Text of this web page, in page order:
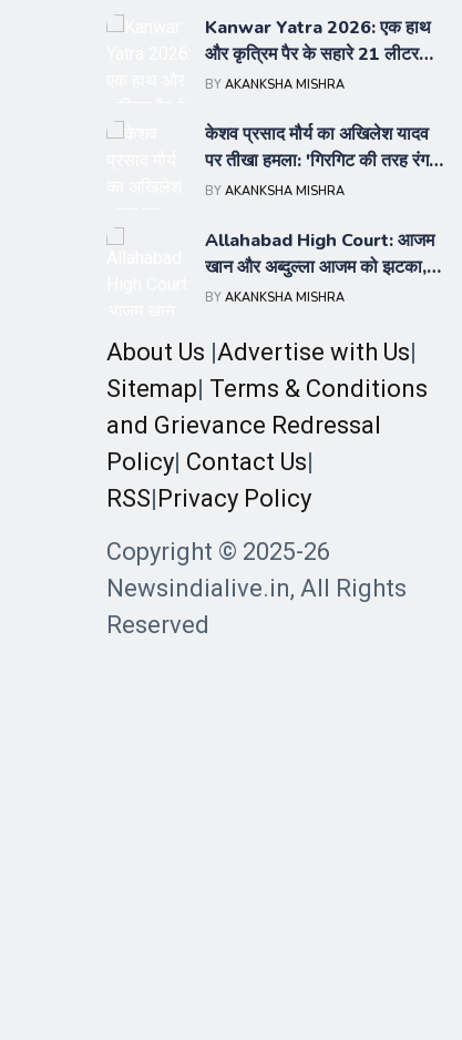
Kanwar Yatra 2026: एक हाथ
और कृत्रिम पैर के सहारे 21 लीटर
गंगाजल लेकर निकले हापुड़ के गौरव
BY AKANKSHA MISHRA
केशव प्रसाद मौर्य का अखिलेश यादव
पर तीखा हमला: 'गिरगिट की तरह रंग
बदलता है सपा का PDA फॉर्मूला
BY AKANKSHA MISHRA
Allahabad High Court: आजम
खान और अब्दुल्ला आजम को झटका,
जज ने ड्यूल पैन कार्ड मामले की
BY AKANKSHA MISHRA
About Us |Advertise with Us|
Sitemap| Terms & Conditions
and Grievance Redressal
Policy| Contact Us|
RSS|Privacy Policy
Copyright © 2025-26
Newsindialive.in, All Rights
Reserved